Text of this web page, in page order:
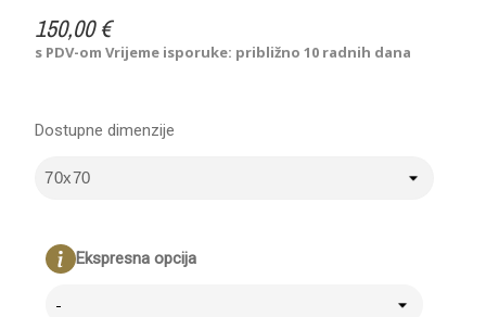
150,00 €
s PDV-omVrijeme isporuke: približno 10 radnih dana
Ekspresna opcija
-
Dostupne dimenzije